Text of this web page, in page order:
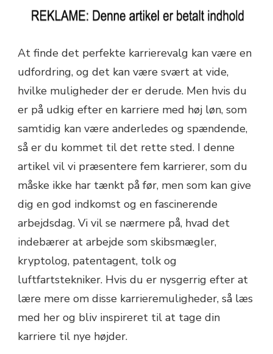
At finde det perfekte karrierevalg kan være en
udfordring, og det kan være svært at vide,
hvilke muligheder der er derude. Men hvis du
er på udkig efter en karriere med høj løn, som
samtidig kan være anderledes og spændende,
så er du kommet til det rette sted. I denne
artikel vil vi præsentere fem karrierer, som du
måske ikke har tænkt på før, men som kan give
dig en god indkomst og en fascinerende
arbejdsdag. Vi vil se nærmere på, hvad det
indebærer at arbejde som skibsmægler,
kryptolog, patentagent, tolk og
luftfartstekniker. Hvis du er nysgerrig efter at
lære mere om disse karrieremuligheder, så læs
med her og bliv inspireret til at tage din
karriere til nye højder.